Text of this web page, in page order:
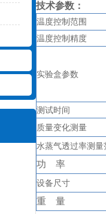
技术参数：
温度控制范围
温度控制精度
实验盒参数
测试时间
质量变化测量
水蒸气透过率测量
功 率
设备 尺寸
重 量